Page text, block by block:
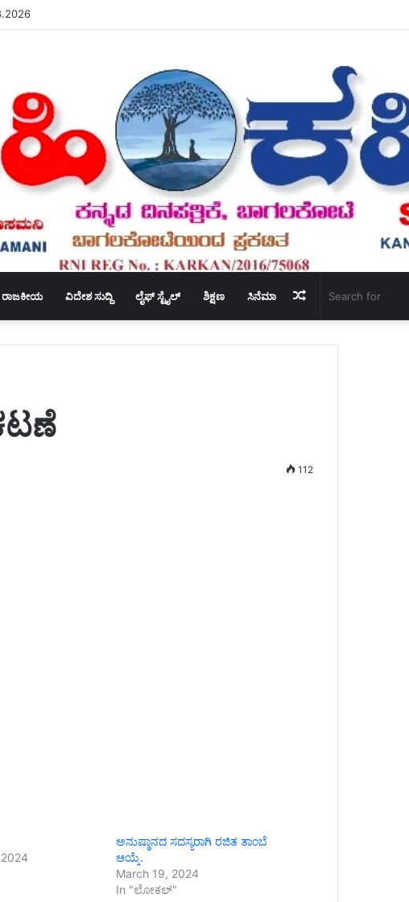
ರಾಜಕೀಯ ವಿದೇಶ ಸುದ್ದಿ ಲೈಫ್ ಸ್ಟೈಲ್ ಶಿಕ್ಷಣ ಸಿನೆಮಾ Random
Article
112
ಅನುಷ್ಠಾನದ ಸದಸ್ಯರಾಗಿ ರಜಿತ ತಾಂಬೆ
ಆಯ್ಕೆ.
March 19, 2024
In "ಲೋಕಲ್"